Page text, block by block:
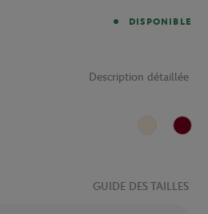
DISPONIBLE
Description détaillée
GUIDE DES TAILLES